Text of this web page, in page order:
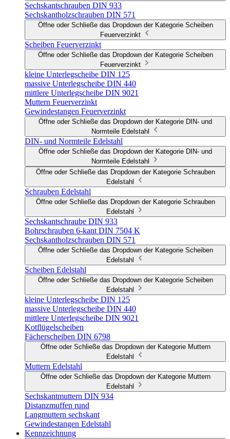
Sechskantschrauben DIN 933
Sechskantholzschrauben DIN 571
Öffne oder Schließe das Dropdown der Kategorie Scheiben
Feuerverzinkt
Scheiben Feuerverzinkt
Öffne oder Schließe das Dropdown der Kategorie Scheiben
Feuerverzinkt
kleine Unterlegscheibe DIN 125
massive Unterlegscheibe DIN 440
mittlere Unterlegscheibe DIN 9021
Muttern Feuerverzinkt
Gewindestangen Feuerverzinkt
Öffne oder Schließe das Dropdown der Kategorie DIN- und
Normteile Edelstahl
DIN- und Normteile Edelstahl
Öffne oder Schließe das Dropdown der Kategorie DIN- und
Normteile Edelstahl
Öffne oder Schließe das Dropdown der Kategorie Schrauben
Edelstahl
Schrauben Edelstahl
Öffne oder Schließe das Dropdown der Kategorie Schrauben
Edelstahl
Sechskantschraube DIN 933
Bohrschrauben 6-kant DIN 7504 K
Sechskantholzschrauben DIN 571
Öffne oder Schließe das Dropdown der Kategorie Scheiben
Edelstahl
Scheiben Edelstahl
Öffne oder Schließe das Dropdown der Kategorie Scheiben
Edelstahl
kleine Unterlegscheibe DIN 125
massive Unterlegscheibe DIN 440
mittlere Unterlegscheibe DIN 9021
Kotflügelscheiben
Fächerscheiben DIN 6798
Öffne oder Schließe das Dropdown der Kategorie Muttern
Edelstahl
Muttern Edelstahl
Öffne oder Schließe das Dropdown der Kategorie Muttern
Edelstahl
Sechskantmuttern DIN 934
Distanzmuffen rund
Langmuttern sechskant
Gewindestangen Edelstahl
Kennzeichnung